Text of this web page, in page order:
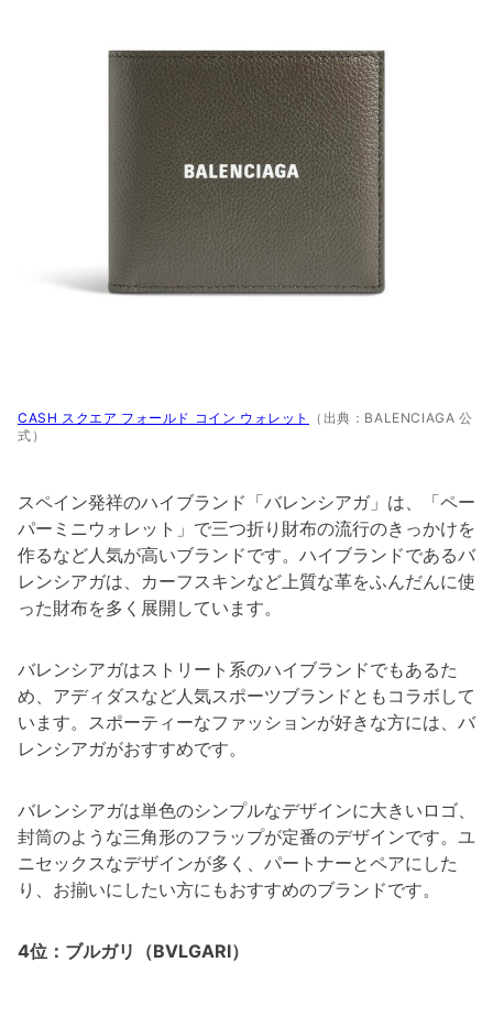
CASH スクエア フォールド コイン ウォレット
（出典：BALENCIAGA 公
式）
スペイン発祥のハイブランド「バレンシアガ」は、「ペー
パーミニウォレット」で三つ折り財布の流行のきっかけを
作るなど人気が高いブランドです。ハイブランドであるバ
レンシアガは、カーフスキンなど上質な革をふんだんに使
った財布を多く展開しています。
バレンシアガはストリート系のハイブランドでもあるた
め、アディダスなど人気スポーツブランドともコラボして
います。スポーティーなファッションが好きな方には、バ
レンシアガがおすすめです。
バレンシアガは単色のシンプルなデザインに大きいロゴ、
封筒のような三角形のフラップが定番のデザインです。ユ
ニセックスなデザインが多く、パートナーとペアにした
り、お揃いにしたい方にもおすすめのブランドです。
4位：ブルガリ（BVLGARI）